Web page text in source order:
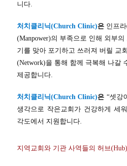
니다.
처치클리닉(Church Clinic)은 인프
(Manpower)의 부족으로 인해 외부
기를 맞아 포기하고 쓰러져 버릴 교
(Network)을 통해 함께 극복해 나갈
제공합니다.
처치클리닉(Church Clinic)은 “셋강
생각으로 작은교회가 건강하게 세
각도에서 지원합니다.
지역교회와 기관 사역들의 허브(Hub)